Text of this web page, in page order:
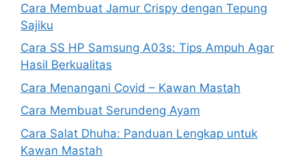
Cara Membuat Jamur Crispy dengan Tepung
Sajiku
Cara SS HP Samsung A03s: Tips Ampuh Agar
Hasil Berkualitas
Cara Menangani Covid – Kawan Mastah
Cara Membuat Serundeng Ayam
Cara Salat Dhuha: Panduan Lengkap untuk
Kawan Mastah